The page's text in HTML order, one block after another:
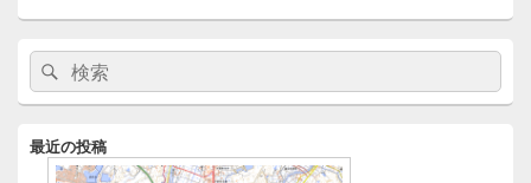
メ
ン
サ
ド
検
索:
検
索
最近の投稿